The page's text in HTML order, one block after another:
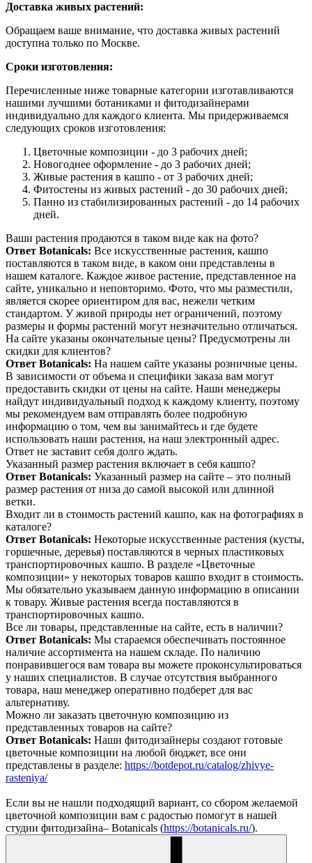
Доставка живых растений:
Обращаем ваше внимание, что доставка живых растений
доступна только по Москве.
Сроки изготовления:
Перечисленные ниже товарные категории изготавливаются
нашими лучшими ботаниками и фитодизайнерами
индивидуально для каждого клиента. Мы придерживаемся
следующих сроков изготовления:
Цветочные композиции - до 3 рабочих дней;
Новогоднее оформление - до 3 рабочих дней;
Живые растения в кашпо - от 3 рабочих дней;
Фитостены из живых растений - до 30 рабочих дней;
Панно из стабилизированных растений - до 14 рабочих
дней.
Ваши растения продаются в таком виде как на фото?
Ответ Botanicals: Все искусственные растения, кашпо
поставляются в таком виде, в каком они представлены в
нашем каталоге. Каждое живое растение, представленное на
сайте, уникально и неповторимо. Фото, что мы разместили,
является скорее ориентиром для вас, нежели четким
стандартом. У живой природы нет ограничений, поэтому
размеры и формы растений могут незначительно отличаться.
На сайте указаны окончательные цены? Предусмотрены ли
скидки для клиентов?
Ответ Botanicals: На нашем сайте указаны розничные цены.
В зависимости от объема и специфики заказа вам могут
предоставить скидки от цены на сайте. Наши менеджеры
найдут индивидуальный подход к каждому клиенту, поэтому
мы рекомендуем вам отправлять более подробную
информацию о том, чем вы занимайтесь и где будете
использовать наши растения, на наш электронный адрес.
Ответ не заставит себя долго ждать.
Указанный размер растения включает в себя кашпо?
Ответ Botanicals: Указанный размер на сайте – это полный
размер растения от низа до самой высокой или длинной
ветки.
Входит ли в стоимость растений кашпо, как на фотографиях в
каталоге?
Ответ Botanicals: Некоторые искусственные растения (кусты,
горшечные, деревья) поставляются в черных пластиковых
транспортировочных кашпо. В разделе «Цветочные
композиции» у некоторых товаров кашпо входит в стоимость.
Мы обязательно указываем данную информацию в описании
к товару. Живые растения всегда поставляются в
транспортировочных кашпо.
Все ли товары, представленные на сайте, есть в наличии?
Ответ Botanicals: Мы стараемся обеспечивать постоянное
наличие ассортимента на нашем складе. По наличию
понравившегося вам товара вы можете проконсультироваться
у наших специалистов. В случае отсутствия выбранного
товара, наш менеджер оперативно подберет для вас
альтернативу.
Можно ли заказать цветочную композицию из
представленных товаров на сайте?
Ответ Botanicals: Наши фитодизайнеры создают готовые
цветочные композиции на любой бюджет, все они
представлены в разделе: https://botdepot.ru/catalog/zhivye-
rasteniya/
Если вы не нашли подходящий вариант, со сбором желаемой
цветочной композиции вам с радостью помогут в нашей
студии фитодизайна– Botanicals (https://botanicals.ru/).